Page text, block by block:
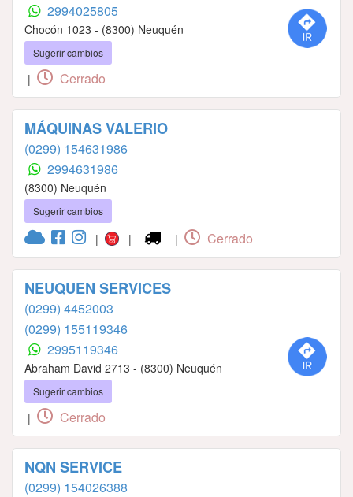
2994025805
Chocón 1023 - (8300) Neuquén
Sugerir cambios
| Cerrado
MÁQUINAS VALERIO
(0299) 154631986
2994631986
(8300) Neuquén
Sugerir cambios
| | | Cerrado
NEUQUEN SERVICES
(0299) 4452003
(0299) 155119346
2995119346
Abraham David 2713 - (8300) Neuquén
Sugerir cambios
| Cerrado
NQN SERVICE
(0299) 154026388